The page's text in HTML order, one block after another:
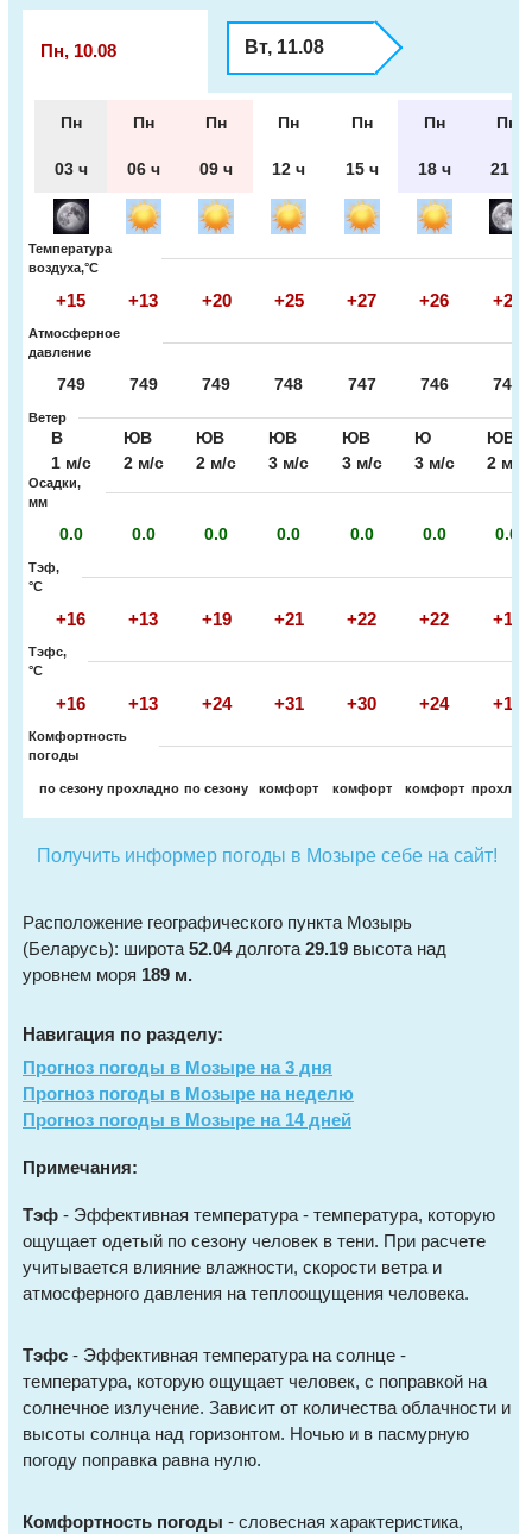
Пн, 10.08 Вт, 11.08
Пн Пн Пн Пн Пн Пн Пн
03 ч 06 ч 09 ч 12 ч 15 ч 18 ч 21 ч
Температура
воздуха,°С
+15 +13 +20 +25 +27 +26 +21
Атмосферное
давление
749 749 749 748 747 746 745
Ветер
В
1 м/с
ЮВ
2 м/с
ЮВ
2 м/с
ЮВ
3 м/с
ЮВ
3 м/с
Ю
3 м/с
ЮВ
2 м/с
Осадки,
мм
0.0 0.0 0.0 0.0 0.0 0.0 0.0
Тэф,
°C
+16 +13 +19 +21 +22 +22 +19
Тэфс,
°C
+16 +13 +24 +31 +30 +24 +19
Комфортность
погоды
по сезону прохладно по сезону комфорт комфорт комфорт
Получить информер погоды в Мозыре себе на сайт!
Расположение географического пункта Мозырь
(Беларусь): широта 52.04долгота 29.19 высота над
уровнем моря 189 м.
Навигация по разделу:
Прогноз погоды в Мозыре на 3 дня
Прогноз погоды в Мозыре на неделю
Прогноз погоды в Мозыре на 14 дней
Примечания:
Тэф - Эффективная температура - температура, которую
ощущает одетый по сезону человек в тени. При расчете
учитывается влияние влажности, скорости ветра и
атмосферного давления на теплоощущения человека.
Тэфс - Эффективная температура на солнце -
температура, которую ощущает человек, с поправкой на
солнечное излучение. Зависит от количества облачности и
высоты солнца над горизонтом. Ночью и в пасмурную
погоду поправка равна нулю.
Комфортность погоды - словесная характеристика,